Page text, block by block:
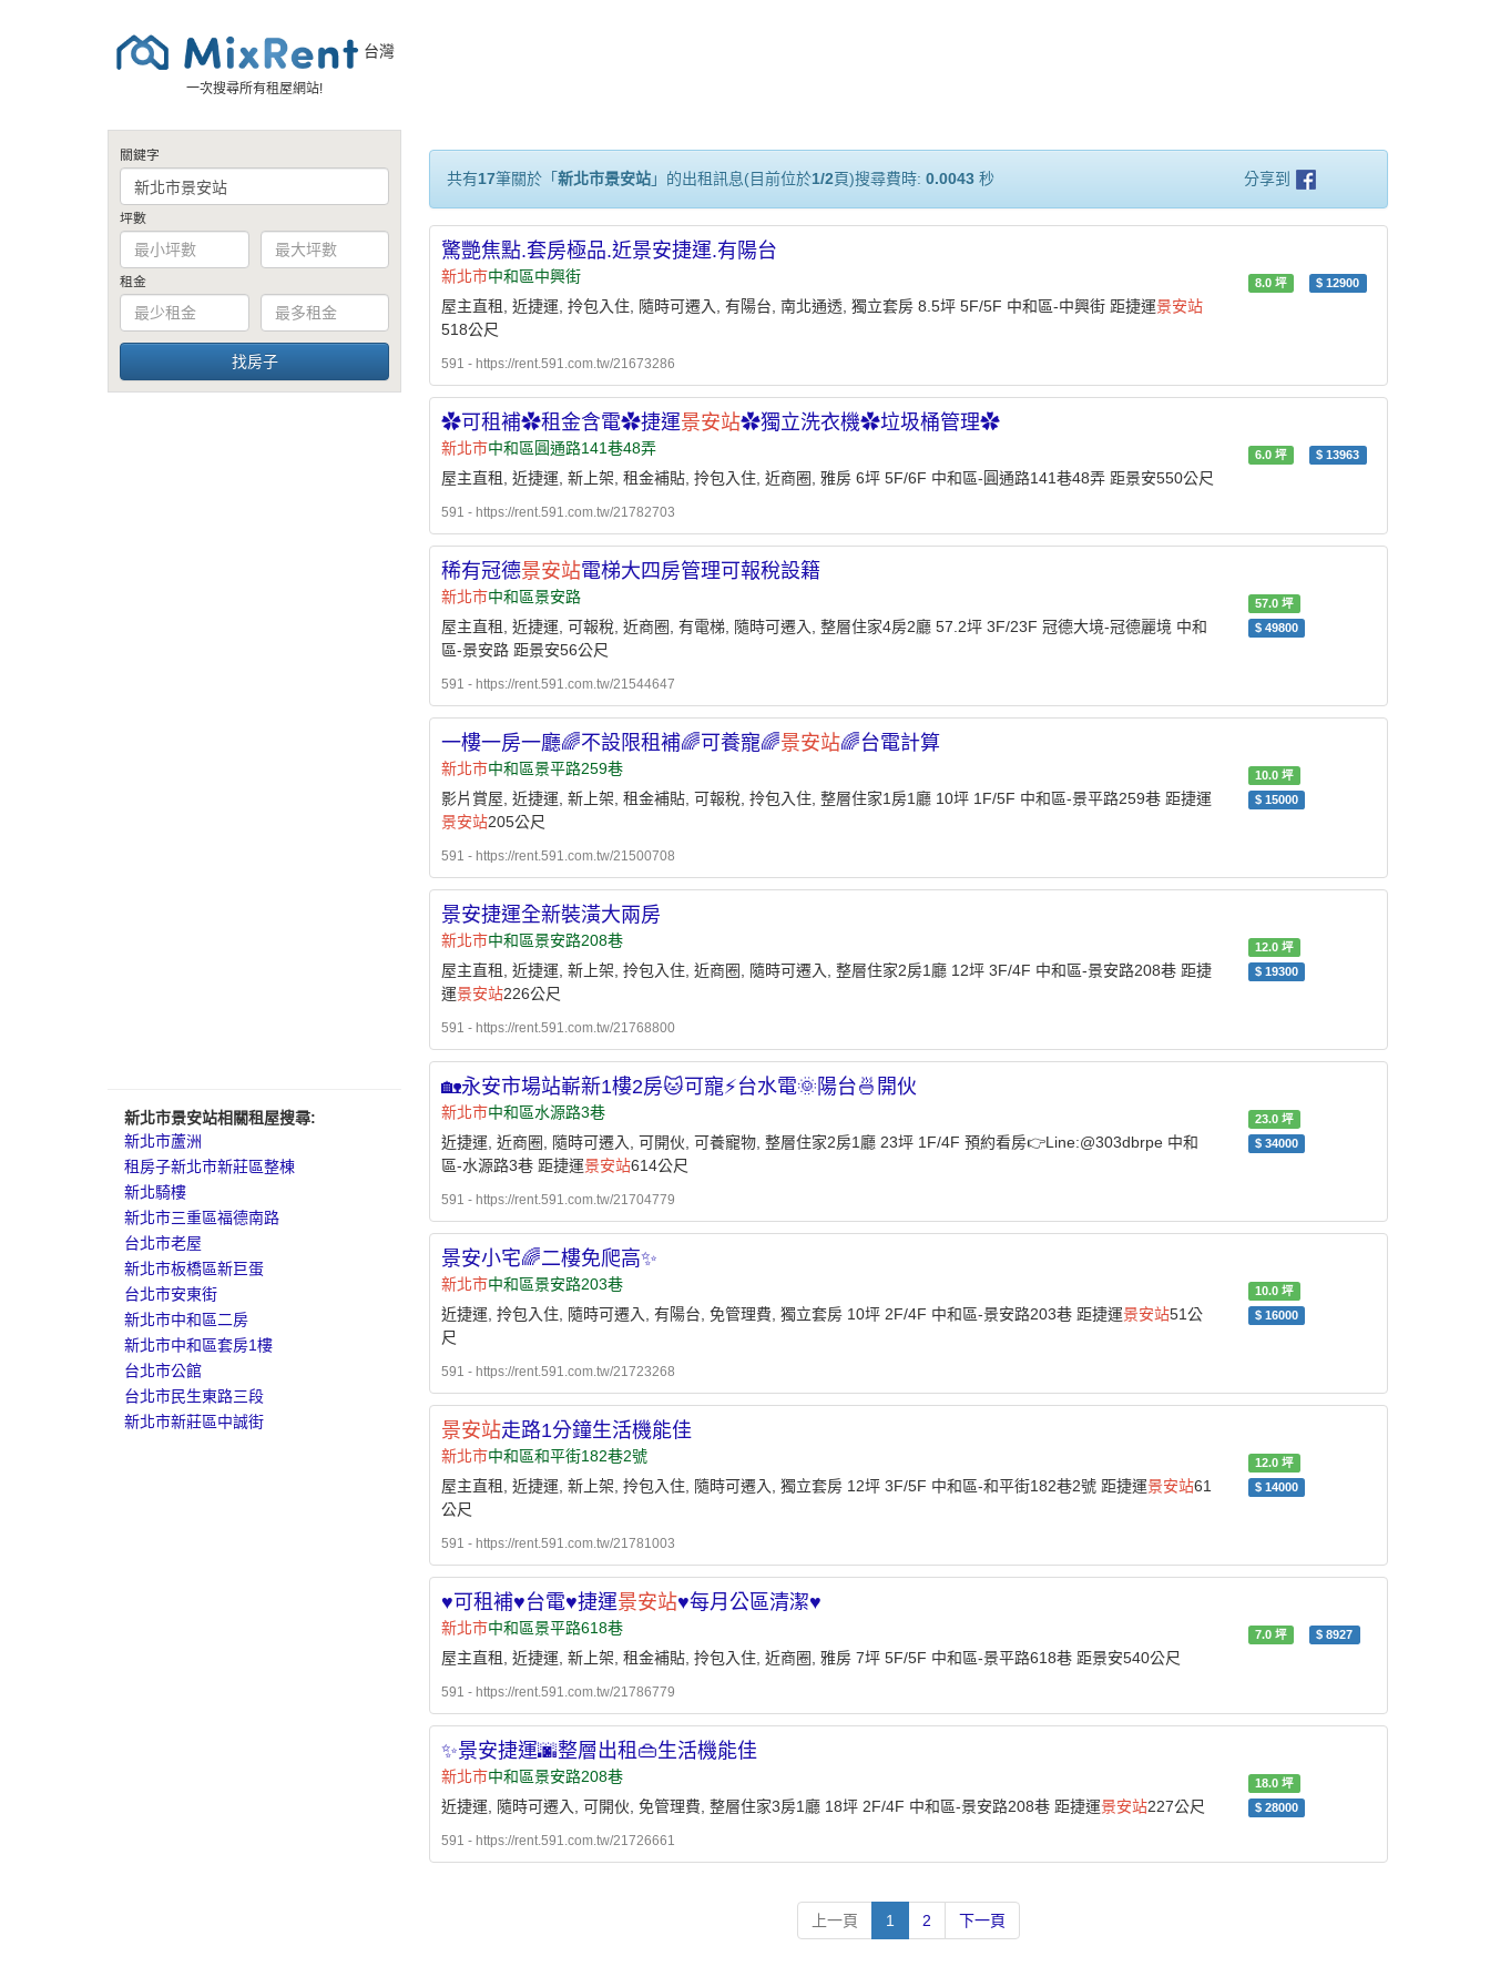
台灣
一次搜尋所有租屋網站!
關鍵字
坪數
租金
新北市景安站相關租屋搜尋:
新北市蘆洲
租房子新北市新莊區整棟
新北騎樓
新北市三重區福德南路
台北市老屋
新北市板橋區新巨蛋
台北市安東街
新北市中和區二房
新北市中和區套房1樓
台北市公館
台北市民生東路三段
新北市新莊區中誠街
共有17筆關於「 新北市景安站」的出租訊息(目前位於1/2頁)搜尋費時: 0.0043 秒 分享到
驚艷焦點.套房極品.近景安捷運.有陽台
8.0坪 $12900
新北市中和區中興街
屋主直租, 近捷運, 拎包入住, 隨時可遷入, 有陽台, 南北通透, 獨立套房 8.5坪 5F/5F 中和區-中興街 距捷運景安站
518公尺
591 - https://rent.591.com.tw/21673286
✿可租補✿租金含電✿捷運景安站✿獨立洗衣機✿垃圾桶管理✿
6.0坪 $13963
新北市中和區圓通路141巷48弄
屋主直租, 近捷運, 新上架, 租金補貼, 拎包入住, 近商圈, 雅房 6坪 5F/6F 中和區-圓通路141巷48弄 距景安550公尺
591 - https://rent.591.com.tw/21782703
稀有冠德景安站電梯大四房管理可報稅設籍
57.0坪
$ 49800
新北市中和區景安路
屋主直租, 近捷運, 可報稅, 近商圈, 有電梯, 隨時可遷入, 整層住家4房2廳 57.2坪 3F/23F 冠德大境-冠德麗境 中和
區-景安路 距景安56公尺
591 - https://rent.591.com.tw/21544647
一樓一房一廳🌈不設限租補🌈可養寵🌈景安站🌈台電計算
10.0坪
$ 15000
新北市中和區景平路259巷
影片賞屋, 近捷運, 新上架, 租金補貼, 可報稅, 拎包入住, 整層住家1房1廳 10坪 1F/5F 中和區-景平路259巷 距捷運
景安站205公尺
591 - https://rent.591.com.tw/21500708
景安捷運全新裝潢大兩房
12.0坪
$ 19300
新北市中和區景安路208巷
屋主直租, 近捷運, 新上架, 拎包入住, 近商圈, 隨時可遷入, 整層住家2房1廳 12坪 3F/4F 中和區-景安路208巷 距捷
運景安站226公尺
591 - https://rent.591.com.tw/21768800
🏡永安市場站嶄新1樓2房🐱可寵⚡️台水電🌞陽台🍜開伙
23.0坪
$ 34000
新北市中和區水源路3巷
近捷運, 近商圈, 隨時可遷入, 可開伙, 可養寵物, 整層住家2房1廳 23坪 1F/4F 預約看房👉Line:@303dbrpe 中和
區-水源路3巷 距捷運景安站614公尺
591 - https://rent.591.com.tw/21704779
景安小宅🌈二樓免爬高✨
10.0坪
$ 16000
新北市中和區景安路203巷
近捷運, 拎包入住, 隨時可遷入, 有陽台, 免管理費, 獨立套房 10坪 2F/4F 中和區-景安路203巷 距捷運景安站51公
尺
591 - https://rent.591.com.tw/21723268
景安站走路1分鐘生活機能佳
12.0坪
$ 14000
新北市中和區和平街182巷2號
屋主直租, 近捷運, 新上架, 拎包入住, 隨時可遷入, 獨立套房 12坪 3F/5F 中和區-和平街182巷2號 距捷運景安站61
公尺
591 - https://rent.591.com.tw/21781003
♥︎可租補♥︎台電♥︎捷運景安站♥︎每月公區清潔♥︎
7.0坪 $8927
新北市中和區景平路618巷
屋主直租, 近捷運, 新上架, 租金補貼, 拎包入住, 近商圈, 雅房 7坪 5F/5F 中和區-景平路618巷 距景安540公尺
591 - https://rent.591.com.tw/21786779
✨景安捷運🌆整層出租👜生活機能佳
18.0坪
$ 28000
新北市中和區景安路208巷
近捷運, 隨時可遷入, 可開伙, 免管理費, 整層住家3房1廳 18坪 2F/4F 中和區-景安路208巷 距捷運景安站227公尺
591 - https://rent.591.com.tw/21726661
上一頁 1 2 下一頁